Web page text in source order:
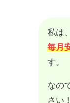
私は、
毎月
す。
なの
さい！